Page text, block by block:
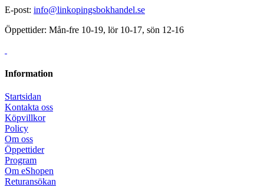
E-post: info@linkopingsbokhandel.se
Öppettider: Mån-fre 10-19, lör 10-17, sön 12-16
Information
Startsidan
Kontakta oss
Köpvillkor
Policy
Om oss
Öppettider
Program
Om eShopen
Returansökan